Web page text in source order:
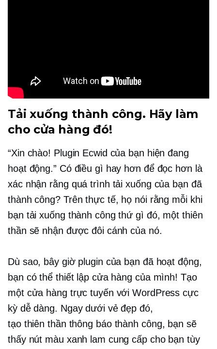
Tải xuống thành công. Hãy làm
cho cửa hàng đó!
“Xin chào! Plugin Ecwid của bạn hiện đang
hoạt động.” Có điều gì hay hơn để đọc hơn là
xác nhận rằng quá trình tải xuống của bạn đã
thành công? Trên thực tế, họ nói rằng mỗi khi
bạn tải xuống thành công thứ gì đó, một thiên
thần sẽ nhận được đôi cánh của nó.
Dù sao, bây giờ plugin của bạn đã hoạt động,
bạn có thể thiết lập cửa hàng của mình! Tạo
một cửa hàng trực tuyến với WordPress cực
kỳ dễ dàng. Ngay dưới vẻ đẹp đó,
tạo thiên thần thông báo thành công, bạn sẽ
thấy nút màu xanh lam cung cấp cho bạn tùy